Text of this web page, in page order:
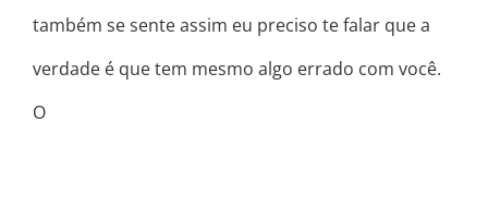
também se sente assim eu preciso te falar que a
verdade é que tem mesmo algo errado com você.
O